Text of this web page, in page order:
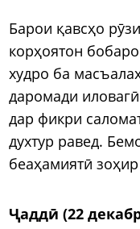
Барои қавсҳо
корҳоятон
худро ба
даромади
дар фикри
духтур равед.
беаҳамиятӣ
Ҷаддӣ (22